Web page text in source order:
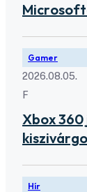
Gamer
2026.08.05.
F
Xbox
Hír